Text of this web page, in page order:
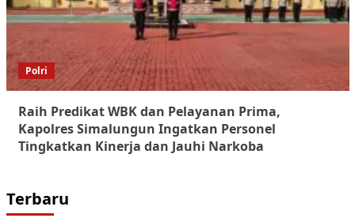
Polri
Raih Predikat WBK dan Pelayanan Prima,
Kapolres Simalungun Ingatkan Personel
Tingkatkan Kinerja dan Jauhi Narkoba
Terbaru